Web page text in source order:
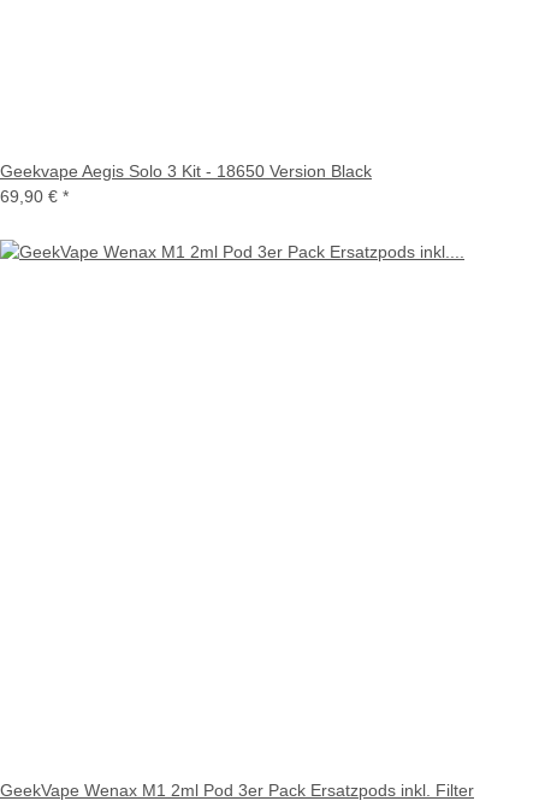
Geekvape Aegis Solo 3 Kit - 18650 Version Black
69,90 € *
GeekVape Wenax M1 2ml Pod 3er Pack Ersatzpods inkl. Filter